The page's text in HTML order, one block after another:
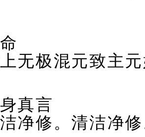
无极混元致主
真言
净修。清洁净